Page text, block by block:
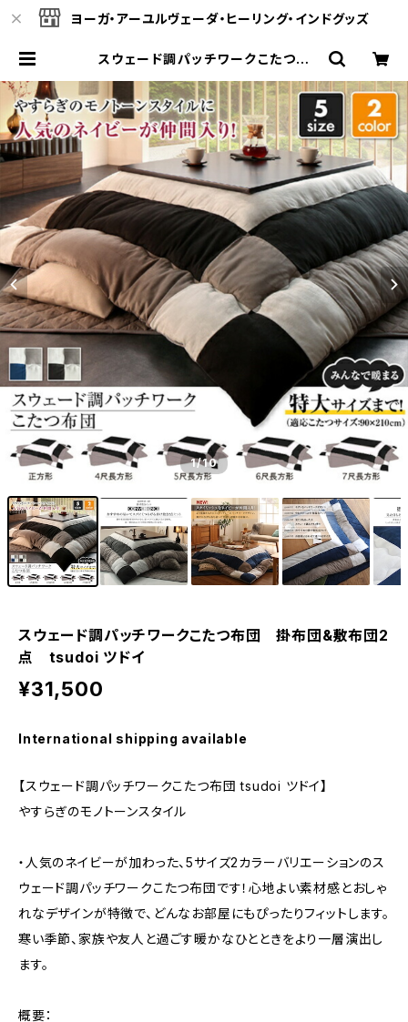
ヨーガ・アーユルヴェーダ・ヒーリング・インドグッズ
スウェード調パッチワークこたつ布
ドイ | ヴェーダオンライン
1/10
スウェード調パッチワークこたつ布団 掛布団&敷布団2
点 tsudoi ツドイ
¥31,500
International shipping available
【スウェード調パッチワークこたつ布団 tsudoi ツドイ】
やすらぎのモノトーンスタイル
・人気のネイビーが加わった、5サイズ2カラーバリエーションのス
ウェード調パッチワークこたつ布団です！心地よい素材感とおしゃ
れなデザインが特徴で、どんなお部屋にもぴったりフィットします。
寒い季節、家族や友人と過ごす暖かなひとときをより一層演出し
ます。
概要：